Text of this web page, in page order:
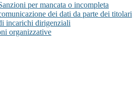
per mancata o incompleta
dei dati da parte dei titolari
incarichi dirigenziali
organizzative